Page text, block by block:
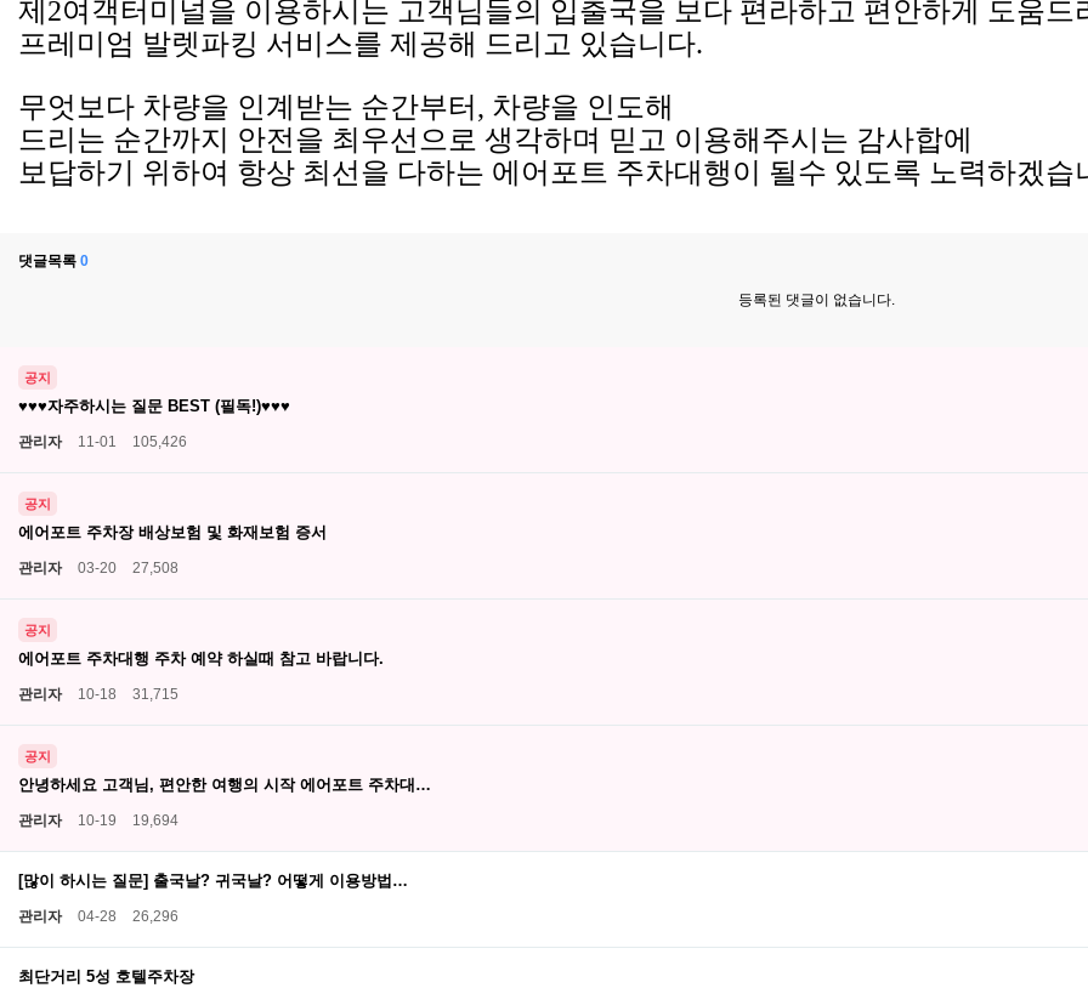
제2여객터미널을 이용하시는 고객님들의 입출국을 보다 편라하고 편안하게 도움드
프레미엄 발렛파킹 서비스를 제공해 드리고 있습니다.
무엇보다 차량을 인계받는 순간부터, 차량을 인도해
드리는 순간까지 안전을 최우선으로 생각하며 믿고 이용해주시는 감사합에
보답하기 위하여 항상 최선을 다하는 에어포트 주차대행이 될수 있도록 노력하겠습
댓글목록 0
등록된 댓글이 없습니다.
공지
♥♥♥자주하시는 질문 BEST (필독!)♥♥♥
관리자 11-01 105,426
공지
에어포트 주차장 배상보험 및 화재보험 증서
관리자 03-20 27,508
공지
에어포트 주차대행 주차 예약 하실때 참고 바랍니다.
관리자 10-18 31,715
공지
안녕하세요 고객님, 편안한 여행의 시작 에어포트 주차대…
관리자 10-19 19,694
[많이 하시는 질문] 출국날? 귀국날? 어떻게 이용방법…
관리자 04-28 26,296
최단거리 5성 호텔주차장